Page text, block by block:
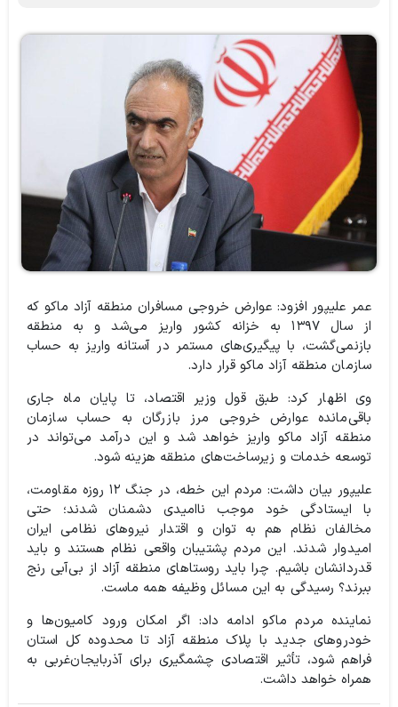
عمر علیپور افزود: عوارض خروجی مسافران منطقه آزاد ماکو که
از سال ۱۳۹۷ به خزانه کشور واریز می‌شد و به منطقه
بازنمی‌گشت، با پیگیری‌های مستمر در آستانه واریز به حساب
سازمان منطقه آزاد ماکو قرار دارد.
وی اظهار کرد: طبق قول وزیر اقتصاد، تا پایان ماه جاری
باقی‌مانده عوارض خروجی مرز بازرگان به حساب سازمان
منطقه آزاد ماکو واریز خواهد شد و این درآمد می‌تواند در
توسعه خدمات و زیرساخت‌های منطقه هزینه شود.
علیپور بیان داشت: مردم این خطه، در جنگ ۱۲ روزه مقاومت،
با ایستادگی خود موجب ناامیدی دشمنان شدند؛ حتی
مخالفان نظام هم به توان و اقتدار نیروهای نظامی ایران
امیدوار شدند. این مردم پشتیبان واقعی نظام هستند و باید
قدردانشان باشیم. چرا باید روستاهای منطقه آزاد از بی‌آبی رنج
ببرند؟ رسیدگی به این مسائل وظیفه همه ماست.
نماینده مردم ماکو ادامه داد: اگر امکان ورود کامیون‌ها و
خودروهای جدید با پلاک منطقه آزاد تا محدوده کل استان
فراهم شود، تأثیر اقتصادی چشمگیری برای آذربایجان‌غربی به
همراه خواهد داشت.